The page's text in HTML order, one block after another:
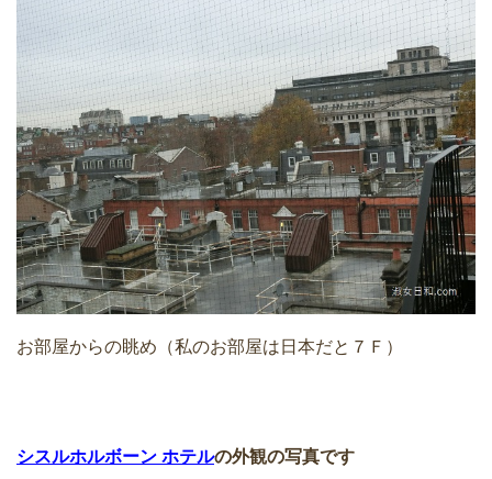
お部屋からの眺め（私のお部屋は日本だと７Ｆ）
シスルホルボーン ホテルの外観の写真です